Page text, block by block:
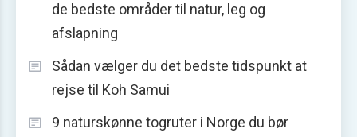
de bedste områder til natur, leg og
afslapning
Sådan vælger du det bedste tidspunkt at
rejse til Koh Samui
9 naturskønne togruter i Norge du bør